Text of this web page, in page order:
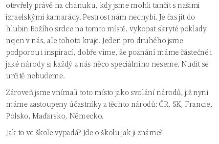
otevřely právě na chanuku, kdy jsme mohli tančit s našimi
izraelskými kamarády. Pestrost nám nechybí. Je čas jít do
hlubin Božího srdce na tomto místě, vykopat skryté poklady
nejen v nás, ale tohoto kraje. Jeden pro druhého jsme
podporou i inspirací, dobře víme, že poznání máme částečné i
jaké národy si každý z nás něco speciálního neseme. Nudit se
určitě nebudeme.
Zároveň jsme vnímali toto místo jako svolání národů, již nyní
máme zastoupeny účastníky z těchto národů: ČR, SK, Francie,
Polsko, Maďarsko, Německo.
Jak to ve škole vypadá? Jde o školu jak ji známe?